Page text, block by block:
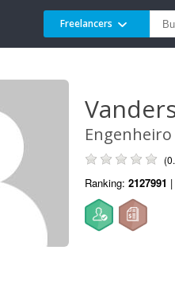
Freelancers
Engenheiro
Ranking: 2127991